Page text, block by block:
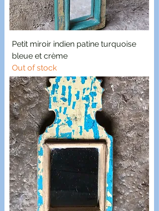
Petit miroir indien patine turquoise
bleue et crème
Out of stock